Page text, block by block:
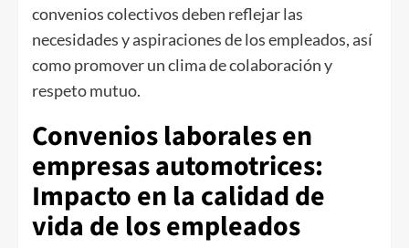
convenios colectivos deben reflejar las
necesidades y aspiraciones de los empleados, así
como promover un clima de colaboración y
respeto mutuo.
Convenios laborales en
empresas automotrices:
Impacto en la calidad de
vida de los empleados